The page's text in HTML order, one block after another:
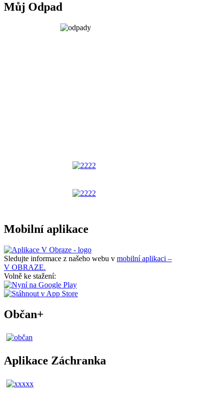
Můj Odpad
Mobilní aplikace
Sledujte informace z našeho webu v mobilní aplikaci –
V OBRAZE.
Volně ke stažení:
Občan+
Aplikace Záchranka